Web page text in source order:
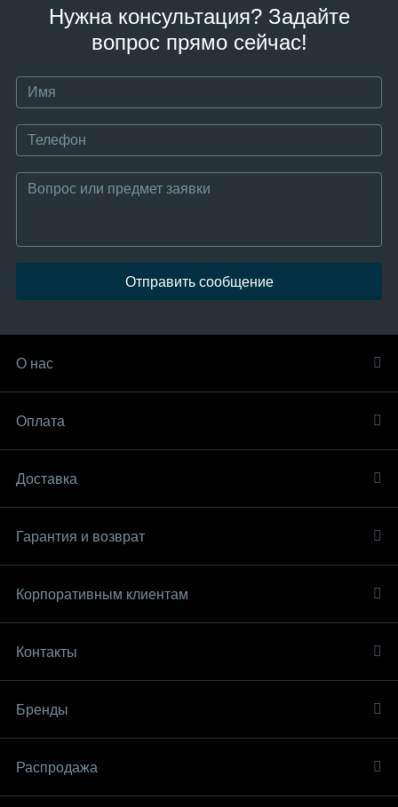
Нужна консультация? Задайте
вопрос прямо сейчас!
Отправить сообщение
О нас
Оплата
Доставка
Гарантия и возврат
Корпоративным клиентам
Контакты
Бренды
Распродaжа